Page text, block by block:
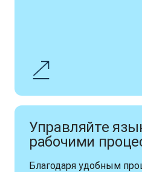
Управляйте
рабочими
Благодаря удобным